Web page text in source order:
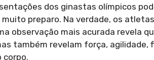
dos ginastas olímpicos
preparo. Na verdade, os
observação mais acurada revela
também revelam força, agilidade,
corpo.